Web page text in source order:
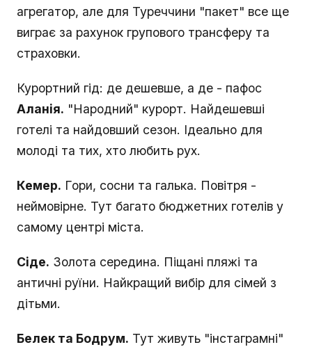
агрегатор, але для Туреччини "пакет" все ще
виграє за рахунок групового трансферу та
страховки.
Курортний гід: де дешевше, а де - пафос
Аланія. "Народний" курорт. Найдешевші
готелі та найдовший сезон. Ідеально для
молоді та тих, хто любить рух.
Кемер. Гори, сосни та галька. Повітря -
неймовірне. Тут багато бюджетних готелів у
самому центрі міста.
Сіде. Золота середина. Піщані пляжі та
античні руїни. Найкращий вибір для сімей з
дітьми.
Белек та Бодрум. Тут живуть "інстаграмні"